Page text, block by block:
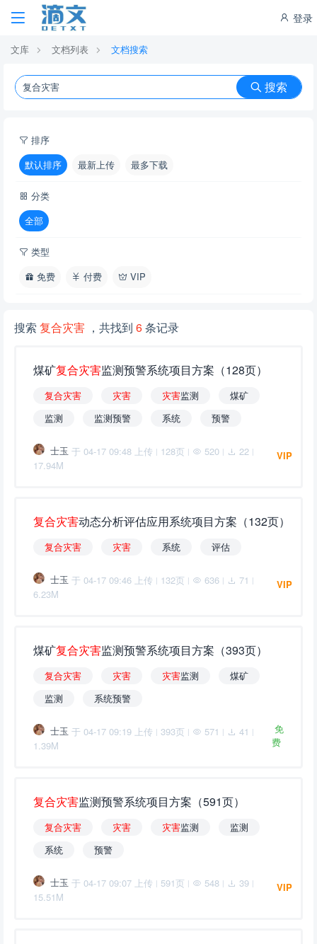
登录
文库 文档列表 文档搜索
搜索
排序
默认排序
最新上传 最多下载
分类
全部
类型
免费
付费 VIP
搜索 复合灾害 ，共找到 6条记录
煤矿复合灾害监测预警系统项目方案（128页）
复合灾害 灾害 灾害监测
煤矿
监测
监测预警 系统 预警
士玉 于 04-17 09:48 上传 | 128页 | 520 | 22 |
17.94M
VIP
复合灾害动态分析评估应用系统项目方案（132页）
复合灾害 灾害 系统 评估
士玉 于 04-17 09:46 上传 | 132页 | 636 | 71 |
6.23M
VIP
煤矿复合灾害监测预警系统项目方案（393页）
复合灾害 灾害 灾害监测
煤矿
监测
系统预警
士玉 于 04-17 09:19 上传 | 393页 | 571 | 41 |
1.39M
免
费
复合灾害监测预警系统项目方案（591页）
复合灾害 灾害 灾害监测
监测
系统
预警
士玉 于 04-17 09:07 上传 | 591页 | 548 | 39 |
15.51M
VIP